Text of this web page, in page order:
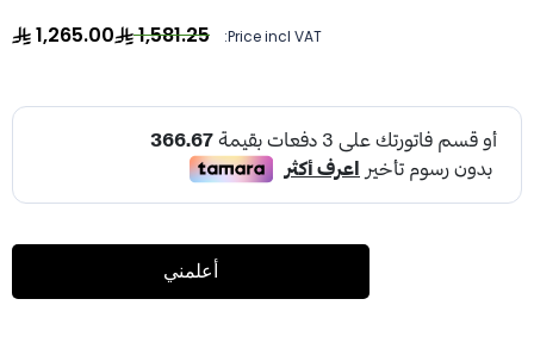
Price incl VAT:
1,581.25
1,265.00
أعلمني